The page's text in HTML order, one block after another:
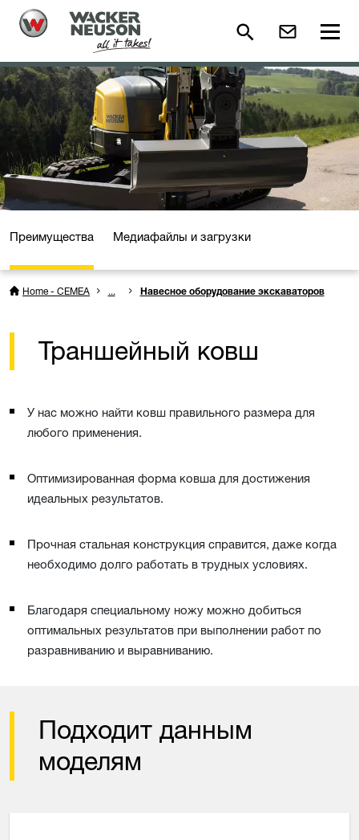
Преимущества Медиафайлы и загрузки
Home - CEMEA ... Навесное оборудование экскаваторов
Траншейный ковш
У нас можно найти ковш правильного размера для
любого применения.
Оптимизированная форма ковша для достижения
идеальных результатов.
Прочная стальная конструкция справится, даже когда
необходимо долго работать в трудных условиях.
Благодаря специальному ножу можно добиться
оптимальных результатов при выполнении работ по
разравниванию и выравниванию.
Подходит данным
моделям